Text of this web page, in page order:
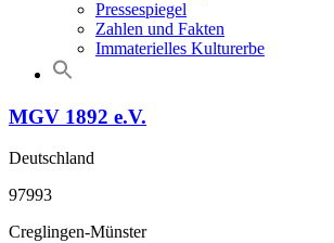
Pressespiegel
Zahlen und Fakten
Immaterielles Kulturerbe
MGV 1892 e.V.
Deutschland
97993
Creglingen-Münster